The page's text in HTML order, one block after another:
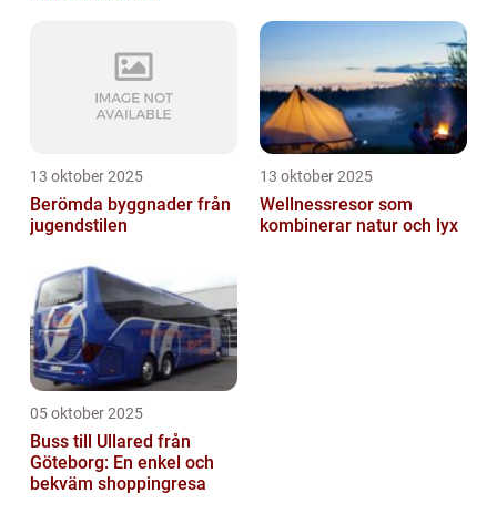
13 oktober 2025
Berömda byggnader från
jugendstilen
13 oktober 2025
Wellnessresor som
kombinerar natur och lyx
05 oktober 2025
Buss till Ullared från
Göteborg: En enkel och
bekväm shoppingresa